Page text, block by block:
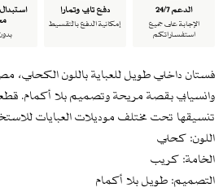
الدعم 24/7
الإجابة على جميع
استفساراتكم
دفع تابي وتمارا
إمكانية الدفع بالتقسيط
فستان داخلي طويل للعباية باللون
وانسيابي بقصة مريحة وتصميم بلا أكمام.
تنسيقها تحت مختلف موديلات العبايات
اللون: كحلي
الخامة: كريب
التصميم: طويل بلا أكمام